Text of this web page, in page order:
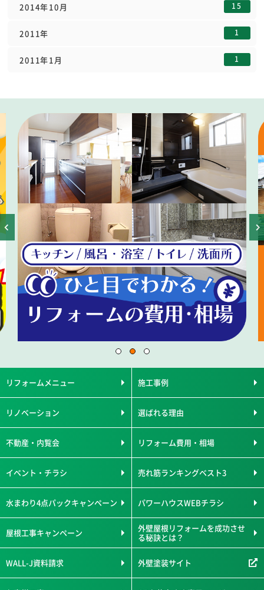
2014年10月 15
2011年 1
2011年1月 1
リフォームメニュー 施工事例
リノベーション 選ばれる理由
不動産・内覧会 リフォーム費用・相場
イベント・チラシ 売れ筋ランキングベスト3
水まわり4点パックキャンペーン パワーハウスWEBチラシ
屋根工事キャンペーン
外壁屋根リフォームを成功させ
る秘訣とは？
WALL-J資料請求 外壁塗装サイト